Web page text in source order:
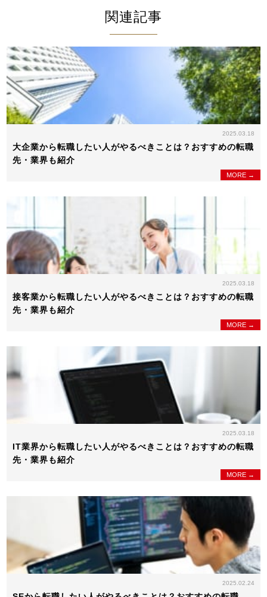
関連記事
2025.03.18
大企業から転職したい人がやるべきことは？おすすめの転職
先・業界も紹介
MORE →
2025.03.18
接客業から転職したい人がやるべきことは？おすすめの転職
先・業界も紹介
MORE →
2025.03.18
IT業界から転職したい人がやるべきことは？おすすめの転職
先・業界も紹介
MORE →
2025.02.24